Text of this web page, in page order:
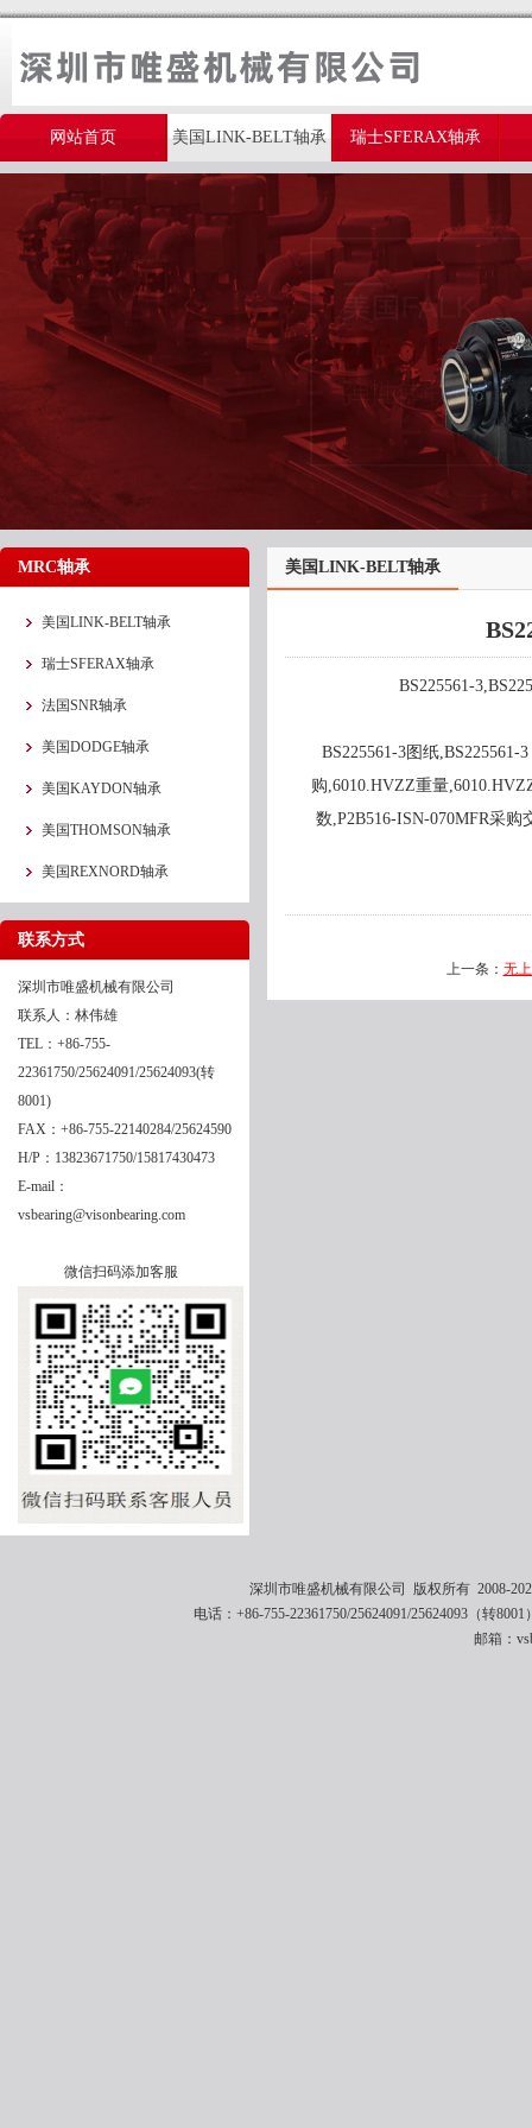
网站首页 美国LINK-BELT轴承 瑞士SFERAX轴承
美国THOMSON轴承
MRC轴承
美国LINK-BELT轴承
瑞士SFERAX轴承
法国SNR轴承
美国DODGE轴承
美国KAYDON轴承
美国THOMSON轴承
美国REXNORD轴承
联系方式
深圳市唯盛机械有限公司
联系人：林伟雄
TEL：+86-755-
22361750/25624091/25624093(转
8001)
FAX：+86-755-22140284/25624590
H/P：13823671750/15817430473
E-mail：
vsbearing@visonbearing.com
微信扫码添加客服
美国LINK-BELT轴承
BS225561-
BS225561-3图纸
购,6010.HVZZ重量
数,P2B516-ISN-070MFR采购
上一条： 无
深圳市唯盛机械有限公司 版权所有 2008-
电话：+86-755-22361750/25624091/25624093（转
邮箱：